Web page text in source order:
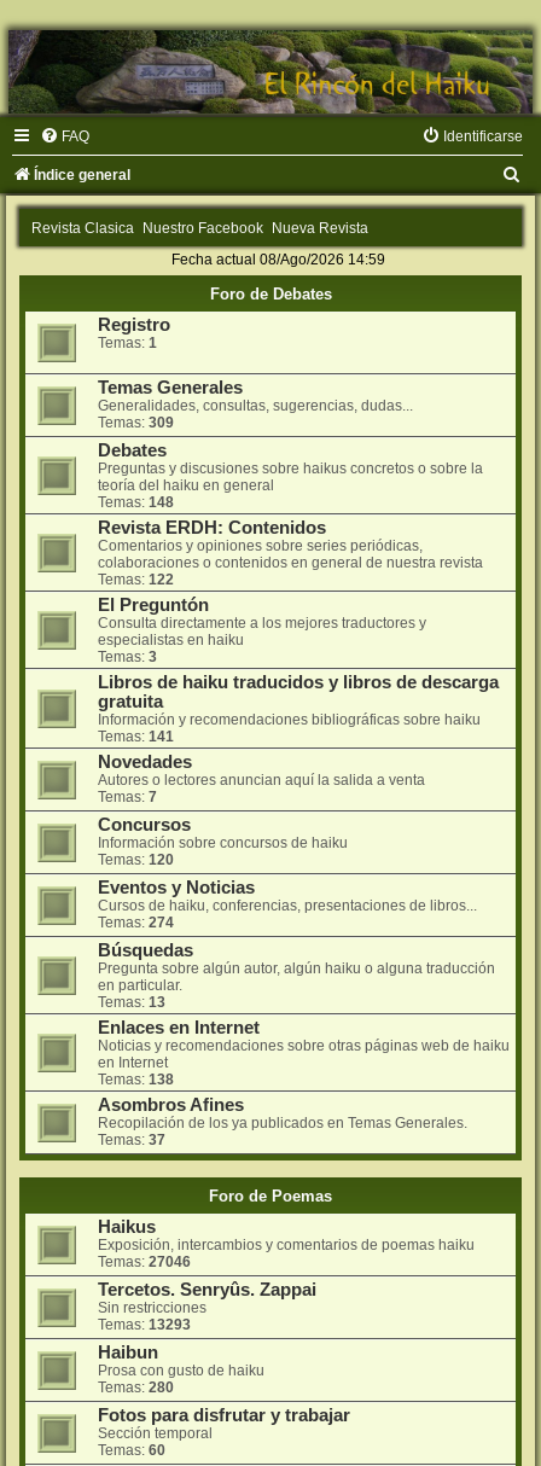
FAQ Identificarse
Índice general
u
Revista Clasica Nuestro Facebook Nueva Revista
Fecha actual 08/Ago/2026 14:59
Foro de Debates
Registro
Temas: 1
Temas Generales
Generalidades, consultas, sugerencias, dudas...
Temas: 309
Debates
Preguntas y discusiones sobre haikus concretos o sobre la
teorí­a del haiku en general
Temas: 148
Revista ERDH: Contenidos
Comentarios y opiniones sobre series periódicas,
colaboraciones o contenidos en general de nuestra revista
Temas: 122
El Preguntón
Consulta directamente a los mejores traductores y
especialistas en haiku
Temas: 3
Libros de haiku traducidos y libros de descarga
gratuita
Información y recomendaciones bibliográficas sobre haiku
Temas: 141
Novedades
Autores o lectores anuncian aquí la salida a venta
Temas: 7
Concursos
Información sobre concursos de haiku
Temas: 120
Eventos y Noticias
Cursos de haiku, conferencias, presentaciones de libros...
Temas: 274
Búsquedas
Pregunta sobre algún autor, algún haiku o alguna traducción
en particular.
Temas: 13
Enlaces en Internet
Noticias y recomendaciones sobre otras páginas web de haiku
en Internet
Temas: 138
Asombros Afines
Recopilación de los ya publicados en Temas Generales.
Temas: 37
Foro de Poemas
Haikus
Exposición, intercambios y comentarios de poemas haiku
Temas: 27046
Tercetos. Senryûs. Zappai
Sin restricciones
Temas: 13293
Haibun
Prosa con gusto de haiku
Temas: 280
Fotos para disfrutar y trabajar
Sección temporal
Temas: 60